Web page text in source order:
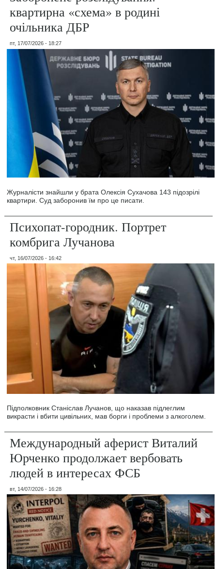
квартирна «схема» в родині
очільника ДБР
пт, 17/07/2026 - 18:27
Журналісти знайшли у брата Олексія Сухачова 143 підозрілі
квартири. Суд заборонив їм про це писати.
Психопат-городник. Портрет
комбрига Лучанова
чт, 16/07/2026 - 16:42
Підполковник Станіслав Лучанов, що наказав підлеглим
викрасти і вбити цивільних, мав борги і проблеми з алкоголем.
Международный аферист Виталий
Юрченко продолжает вербовать
людей в интересах ФСБ
вт, 14/07/2026 - 16:28